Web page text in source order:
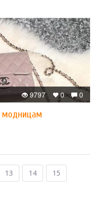
0
0
9797
модницам
13 14
15